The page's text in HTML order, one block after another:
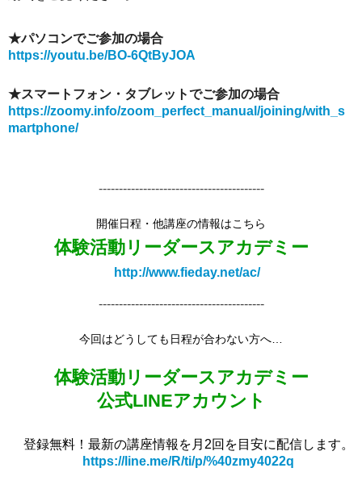
★パソコンでご参加の場合
https://youtu.be/BO-6QtByJOA
★スマートフォン・タブレットでご参加の場合
https://zoomy.info/zoom_perfect_manual/joining/with_s
martphone/
-----------------------------------------
開催日程・他講座の情報はこちら
体験活動リーダースアカデミー
http://www.fieday.net/ac/
-----------------------------------------
今回はどうしても日程が合わない方へ…
体験活動リーダースアカデミー
公式LINEアカウント
登録無料！最新の講座情報を月2回を 目安に配信します。
https://line.me/R/ti/p/%40zmy4022q